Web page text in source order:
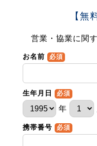
【無
営業・協業に関
お名前 必須
生年月日 必須
年
携帯番号 必須